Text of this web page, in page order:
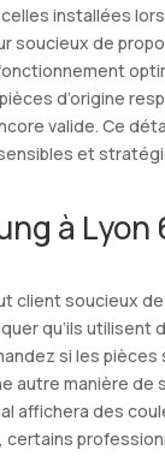
installées
soucieux de
d’origine
valide. Ce
et
à
client soucieux
qu’ils utilisent
si les pièces
autre manière de
affichera des